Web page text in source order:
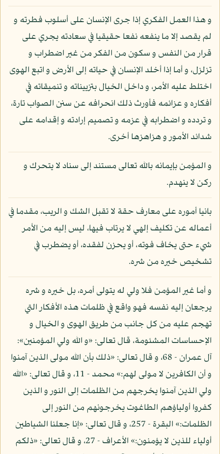
و هذا العمل الفكري إذا جرى الإنسان على أسلوب فطرته و
لم يقصد إلا ما ينفعه نفعا حقيقيا في سعادته يجري على
قرار من النفس و سكون من الفكر من غير اضطراب و
تزلزل، و أما إذا أخلد الإنسان في حياته إلى الأرض و اتبع الهوى
اختلط عليه الأمر، و داخل الخيال بتزييناته و تنميقاته في
أفكاره و عزائمه فأورث ذلك انحرافه عن سنن الصواب تارة،
و تردده و اضطرابه في عزمه و تصميم إرادته و إقدامه على
شدائد الأمور و هزاهزها أخرى.
و المؤمن بإيمانه بالله تعالى مستند إلى سناد لا يتحرك و
ركن لا ينهدم.
بانيا أموره على معارف حقة لا تقبل الشك و الريب، مقدما في
أعماله عن تكليف إلهي لا يرتاب فيها، ليس إليه من الأمر
شيء حتى يخاف فوته، أو يحزن لفقده، أو يضطرب في
تشخيص خيره من شره.
و أما غير المؤمن فلا ولي له يتولى أمره، بل خيره و شره
يرجعان إليه نفسه فهو واقع في ظلمات هذه الأفكار التي
تهجم عليه من كل جانب من طريق الهوى و الخيال و
الإحساسات المشئومة، قال تعالى: «و الله ولي المؤمنين»:
آل عمران - 68، و قال تعالى: «ذلك بأن الله مولى الذين آمنوا
و أن الكافرين لا مولى لهم:» محمد - 11، و قال تعالى: «الله
ولي الذين آمنوا يخرجهم من الظلمات إلى النور و الذين
كفروا أولياؤهم الطاغوت يخرجونهم من النور إلى
الظلمات:» البقرة - 257، و قال تعالى: «إنا جعلنا الشياطين
أولياء للذين لا يؤمنون:» الأعراف - 27، و قال تعالى: «ذلكم